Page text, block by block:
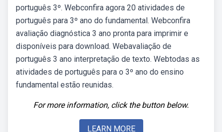
português 3º. Webconfira agora 20 atividades de
português para 3º ano do fundamental. Webconfira
avaliação diagnóstica 3 ano pronta para imprimir e
disponíveis para download. Webavaliação de
português 3 ano interpretação de texto. Webtodas as
atividades de português para o 3º ano do ensino
fundamental estão reunidas.
For more information, click the button below.
LEARN MORE